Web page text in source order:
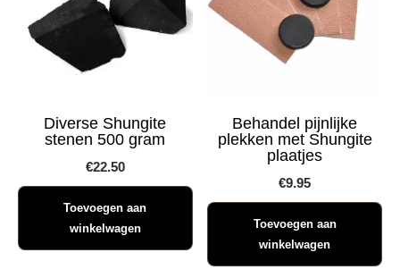
Diverse Shungite
stenen 500 gram
€22.50
Toevoegen aan
winkelwagen
Behandel pijnlijke
plekken met Shungite
plaatjes
€9.95
Toevoegen aan
winkelwagen